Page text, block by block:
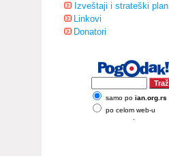
Izveštaji i strateški plan
Linkovi
Donatori
samo po ian.org.rs
po celom web-u